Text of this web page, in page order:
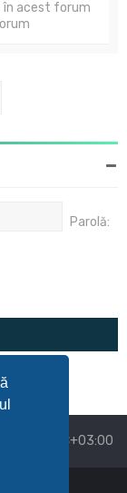
în acest forum
Parolă:
UTC+03:00